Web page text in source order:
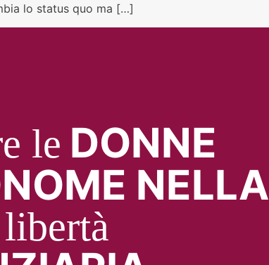
lo status quo ma […]
le DONNE
NELLA
libertà